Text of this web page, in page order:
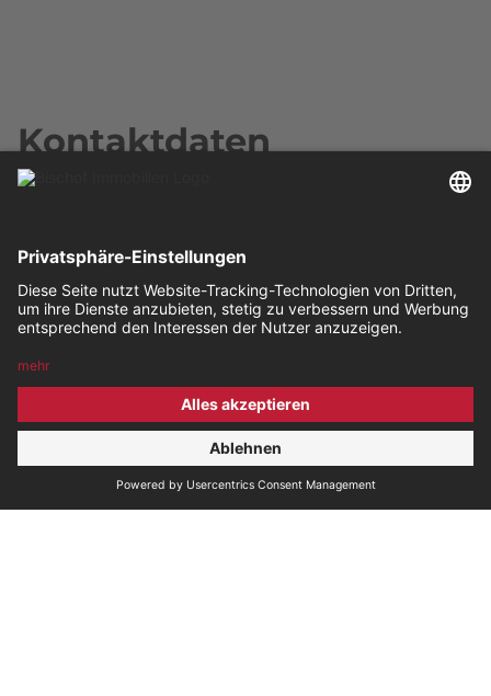
Kontaktdaten
Rainer Bischof
Bischof Immobilien GmbH
T0043 / 5572 / 210300
info@bischofimmo.at
Description